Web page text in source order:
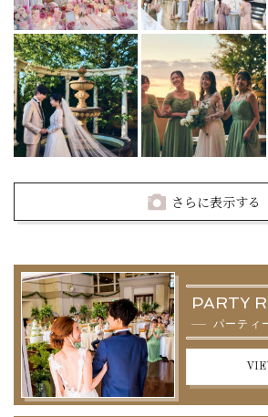
さらに表示する
PARTY
パーティ